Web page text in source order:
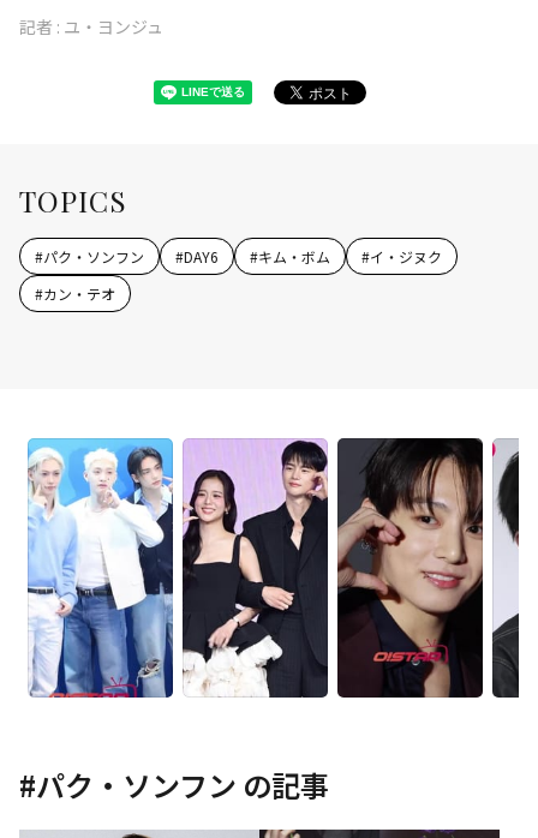
記者 : ユ・ヨンジュ
TOPICS
#パク・ソンフン #DAY6 #キム・ボム #イ・ジヌク
#カン・テオ
#パク・ソンフン の記事